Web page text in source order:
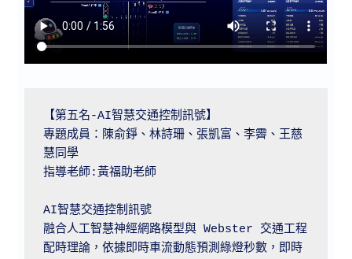
【第五名-AI智慧交通控制訊號】
專題成員：陳俞錚、林詩珊、張凱富、李霽、王慈
慧同學
指導老師:黃福助老師
AI智慧交通控制訊號
融合人工智慧神經網路模型與 Webster 交通工程
配時理論，依據即時車流動態預測綠燈秒數，即時